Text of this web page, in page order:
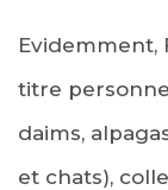
Evidemment,
titre
daims,
et chats),